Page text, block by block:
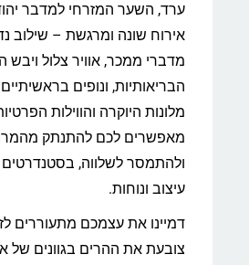
ערד, השער המזרחי למדבר
אירוח שונה ומרגשת – שילוב
מדברי ממכר, אוויר צלול ויבש
הבריאותיות, ונופים
מלונות היוקרה והווילות
מאפשרים לכם להתנתק מהמרוץ
ולהתמסר לשלווה,
עיצוב ונוחות.
דמיינו את עצמכם מתעוררים
צובעת את ההרים בגוונים של